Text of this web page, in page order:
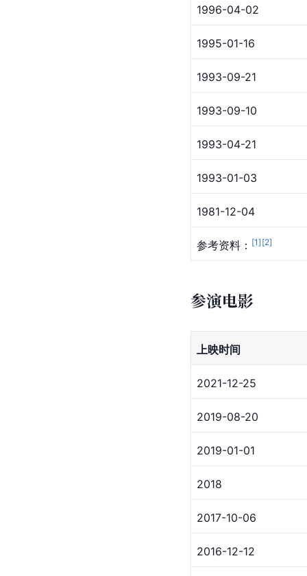
1996-04-02
1995-01-16
1993-09-21
1993-09-10
1993-04-21
1993-01-03
1981-12-04
参考资料： [1] [2]
参演电影
上映时间
2021-12-25
2019-08-20
2019-01-01
2018
2017-10-06
2016-12-12